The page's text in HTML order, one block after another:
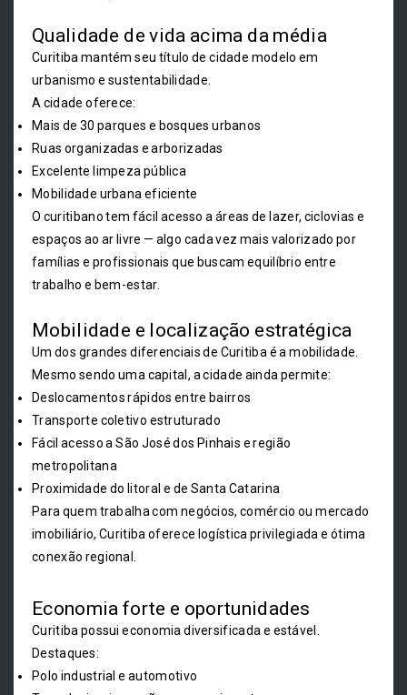
Qualidade de vida acima da média
Curitiba mantém seu título de cidade modelo em
urbanismo e sustentabilidade.
A cidade oferece:
Mais de 30 parques e bosques urbanos
Ruas organizadas e arborizadas
Excelente limpeza pública
Mobilidade urbana eficiente
O curitibano tem fácil acesso a áreas de lazer, ciclovias e
espaços ao ar livre — algo cada vez mais valorizado por
famílias e profissionais que buscam equilíbrio entre
trabalho e bem-estar.
Mobilidade e localização estratégica
Um dos grandes diferenciais de Curitiba é a mobilidade.
Mesmo sendo uma capital, a cidade ainda permite:
Deslocamentos rápidos entre bairros
Transporte coletivo estruturado
Fácil acesso a São José dos Pinhais e região
metropolitana
Proximidade do litoral e de Santa Catarina
Para quem trabalha com negócios, comércio ou mercado
imobiliário, Curitiba oferece logística privilegiada e ótima
conexão regional.
Economia forte e oportunidades
Curitiba possui economia diversificada e estável.
Destaques:
Polo industrial e automotivo